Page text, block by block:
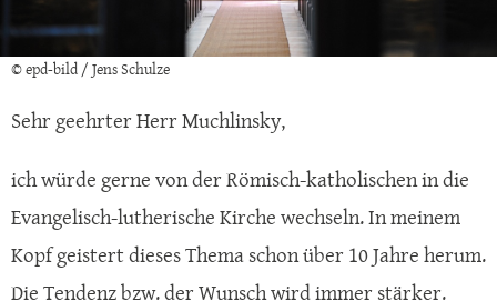
© epd-bild / Jens Schulze
Sehr geehrter Herr Muchlinsky,
ich würde gerne von der Römisch-katholischen in die
Evangelisch-lutherische Kirche wechseln. In meinem
Kopf geistert dieses Thema schon über 10 Jahre herum.
Die Tendenz bzw. der Wunsch wird immer stärker.